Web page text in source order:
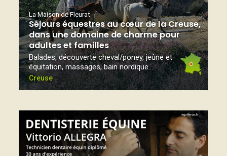
La Maison de Fleurat
Séjours équestres au cœur de la Creuse,
dans une domaine de charme pour
adultes et familles
Balades, découverte cheval/poney, jeûne et
équitation, massages, bain nordique...
Creuse